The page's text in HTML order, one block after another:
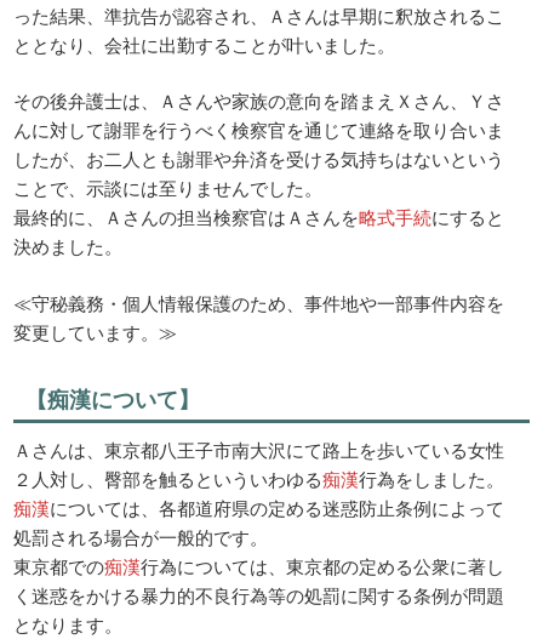
った結果、準抗告が認容され、Ａさんは早期に釈放されるこ
ととなり、会社に出勤することが叶いました。
その後弁護士は、Ａさんや家族の意向を踏まえＸさん、Ｙさ
んに対して謝罪を行うべく検察官を通じて連絡を取り合いま
したが、お二人とも謝罪や弁済を受ける気持ちはないという
ことで、示談には至りませんでした。
最終的に、Ａさんの担当検察官はＡさんを略式手続にすると
決めました。
≪守秘義務・個人情報保護のため、事件地や一部事件内容を
変更しています。≫
【痴漢について】
Ａさんは、東京都八王子市南大沢にて路上を歩いている女性
２人対し、臀部を触るといういわゆる痴漢行為をしました。
痴漢については、各都道府県の定める迷惑防止条例によって
処罰される場合が一般的です。
東京都での痴漢行為については、東京都の定める公衆に著し
く迷惑をかける暴力的不良行為等の処罰に関する条例が問題
となります。